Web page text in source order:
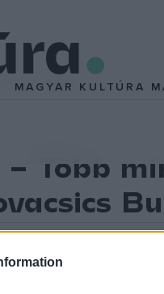
MAGYAR KULTÚRA
Több
Béla-, Kertész Imre-,
Műfordítói
a Nyelvek és